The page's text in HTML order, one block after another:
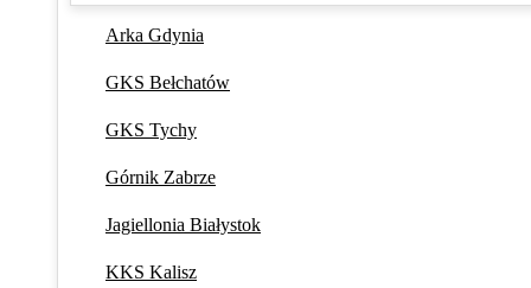
Arka Gdynia
GKS Bełchatów
GKS Tychy
Górnik Zabrze
Jagiellonia Białystok
KKS Kalisz